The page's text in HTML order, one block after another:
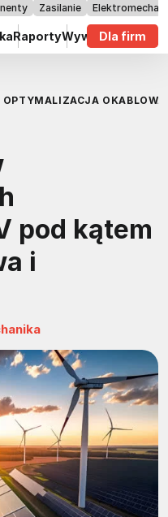
Zasilanie
RaportyWywiadyDla firm
OPTYMALIZACJA
pod kątem
i